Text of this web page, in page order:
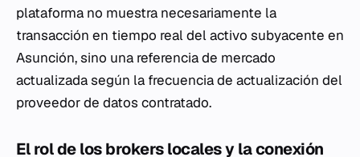
plataforma no muestra necesariamente la
transacción en tiempo real del activo subyacente en
Asunción, sino una referencia de mercado
actualizada según la frecuencia de actualización del
proveedor de datos contratado.
El rol de los brokers locales y la conexión